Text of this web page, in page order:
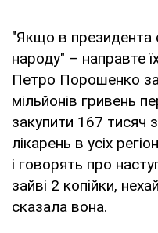
"Якщо в президента
народу" – направте
Петро Порошенко за
мільйонів гривень
закупити 167 тисяч
лікарень в усіх
і говорять про
зайві 2 копійки,
сказала вона.